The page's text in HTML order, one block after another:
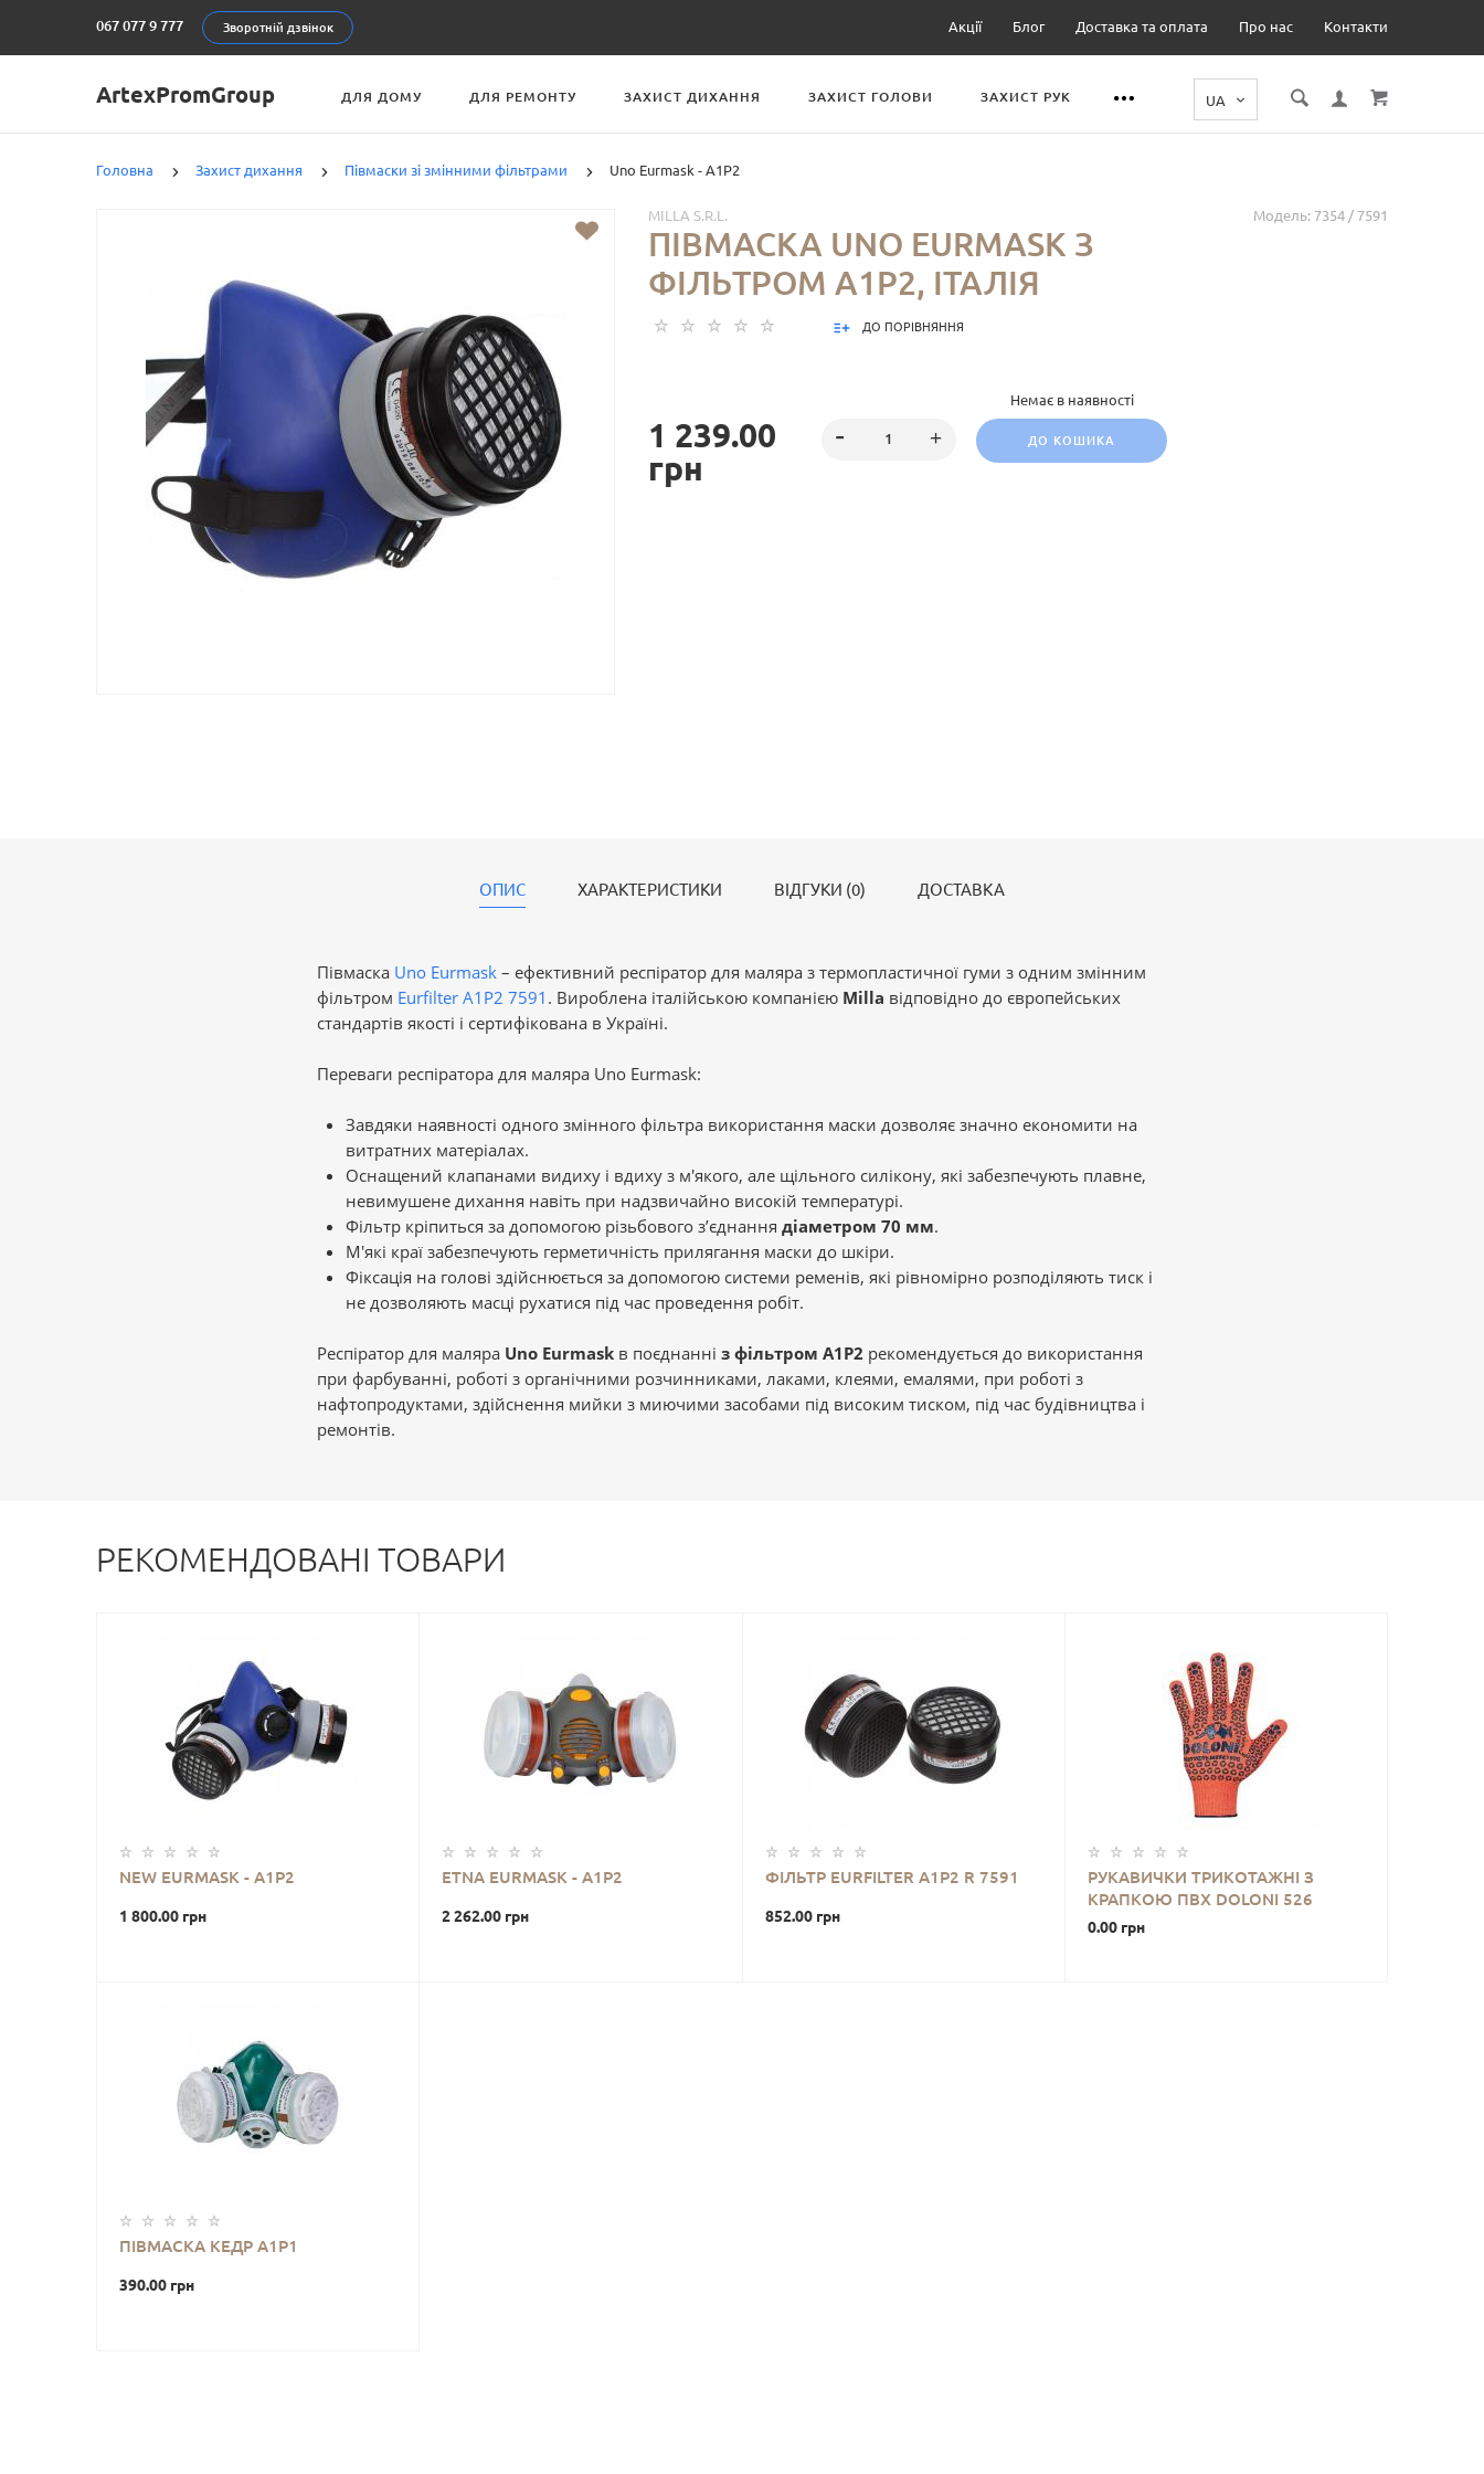
067 077 9 777 Зворотній дзвінок Акції Блог Доставка та оплата Про нас Контакти
ArtexPromGroup ДЛЯ ДОМУ ДЛЯ РЕМОНТУ ЗАХИСТ ДИХАННЯ ЗАХИСТ ГОЛОВИ ЗАХИСТ РУК
Головна Захист дихання Півмаски зі змінними фільтрами Uno Eurmask - A1P2
Модель: 7354 / 7591
MILLA S.R.L.
ПІВМАСКА UNO EURMASK З
ФІЛЬТРОМ A1P2, ІТАЛІЯ
ДО ПОРІВНЯННЯ
1 239.00
грн
Немає в наявності
ДО КОШИКА
ОПИС ХАРАКТЕРИСТИКИ ВІДГУКИ (0) ДОСТАВКА
Півмаска Uno Eurmask – ефективний респіратор для маляра з термопластичної гуми з одним змінним
фільтром Eurfilter А1Р2 7591 . Вироблена італійською компанією Milla відповідно до європейських
стандартів якості і сертифікована в Україні.
Переваги респіратора для маляра Uno Eurmask:
Завдяки наявності одного змінного фільтра використання маски дозволяє значно економити на
витратних матеріалах.
Оснащений клапанами видиху і вдиху з м'якого, але щільного силікону, які забезпечують плавне,
невимушене дихання навіть при надзвичайно високій температурі.
Фільтр кріпиться за допомогою різьбового з’єднання діаметром 70 мм.
М'які краї забезпечують герметичність прилягання маски до шкіри.
Фіксація на голові здійснюється за допомогою системи ременів, які рівномірно розподіляють тиск і
не дозволяють масці рухатися під час проведення робіт.
Респіратор для маляра Uno Eurmask в поєднанні з фільтром A1P2 рекомендується до використання
при фарбуванні, роботі з органічними розчинниками, лаками, клеями, емалями, при роботі з
нафтопродуктами, здійснення мийки з миючими засобами під високим тиском, під час будівництва і
ремонтів.
РЕКОМЕНДОВАНІ ТОВАРИ
NEW EURMASK - A1P2
1 800.00 грн
ETNA EURMASK - А1Р2
2 262.00 грн
ФІЛЬТР EURFILTER A1P2 R 7591
852.00 грн
РУКАВИЧКИ ТРИКОТАЖНІ З
КРАПКОЮ ПВХ DOLONI 526
0.00 грн
ПІВМАСКА КЕДР А1Р1
390.00 грн